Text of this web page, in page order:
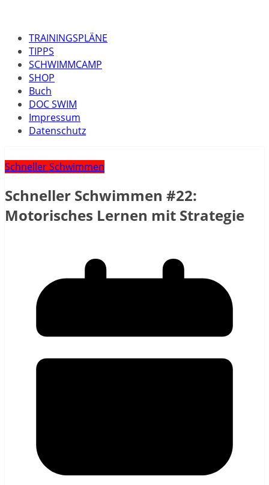
TRAININGSPLÄNE
TIPPS
SCHWIMMCAMP
SHOP
Buch
DOC SWIM
Impressum
Datenschutz
Schneller Schwimmen
Schneller Schwimmen #22:
Motorisches Lernen mit Strategie